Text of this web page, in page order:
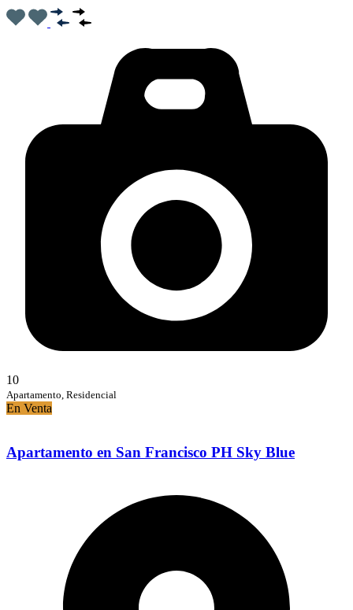
10
Apartamento, Residencial
En Venta
Apartamento en San Francisco PH Sky Blue